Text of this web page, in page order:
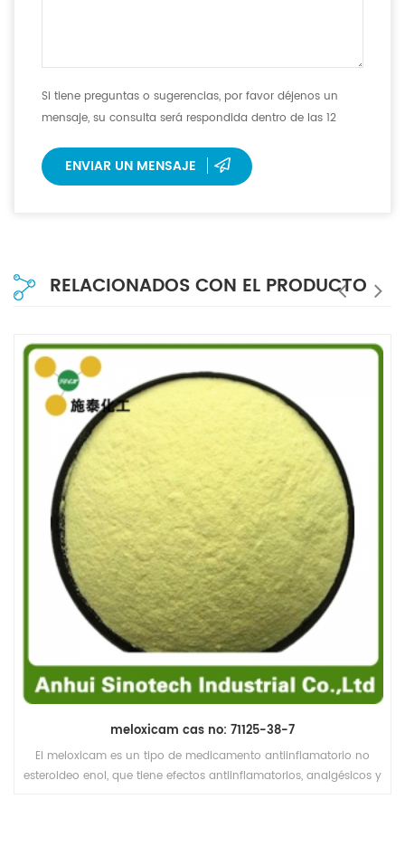
Si tiene preguntas o sugerencias, por favor déjenos un
mensaje, su consulta será respondida dentro de las 12
ENVIAR UN MENSAJE
RELACIONADOS CON EL PRODUCTO
meloxicam cas no: 71125-38-7
El meloxicam es un tipo de medicamento antiinflamatorio no
esteroideo enol, que tiene efectos antiinflamatorios, analgésicos y